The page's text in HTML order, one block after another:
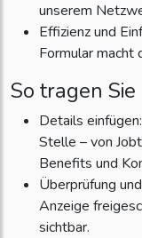
unserem
Effizienz und
Formular macht
So tragen
Details
Stelle – von
Benefits und
Überprüfung
Anzeige
sichtbar.